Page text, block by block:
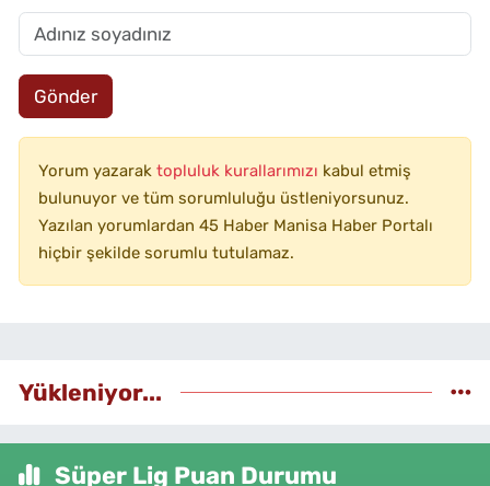
Gönder
Yorum yazarak topluluk kurallarımızı kabul etmiş
bulunuyor ve tüm sorumluluğu üstleniyorsunuz.
Yazılan yorumlardan 45 Haber Manisa Haber Portalı
hiçbir şekilde sorumlu tutulamaz.
Yükleniyor...
Süper Lig Puan Durumu